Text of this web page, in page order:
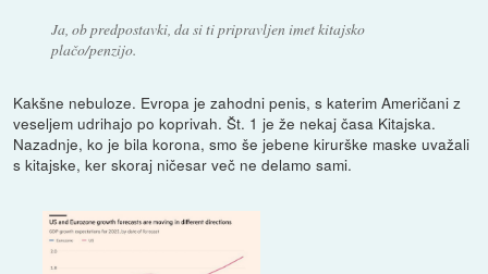
Ja, ob predpostavki, da si ti pripravljen imet kitajsko
plačo/penzijo.
Kakšne nebuloze. Evropa je zahodni penis, s katerim Američani z
veseljem udrihajo po koprivah. Št. 1 je že nekaj časa Kitajska.
Nazadnje, ko je bila korona, smo še jebene kirurške maske uvažali
s kitajske, ker skoraj ničesar več ne delamo sami.